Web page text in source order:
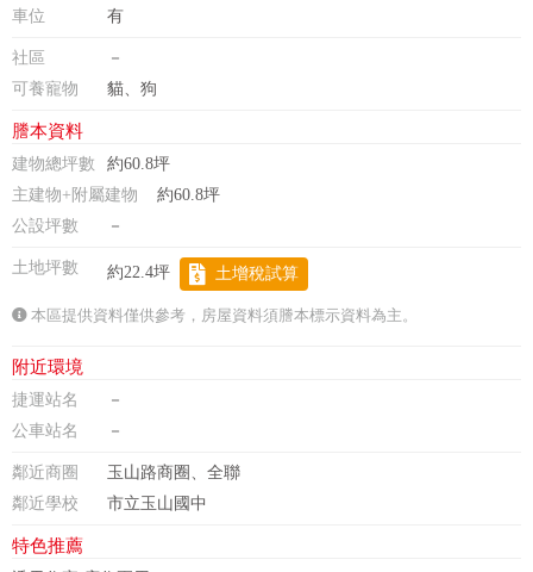
車位
有
社區
－
可養寵物
貓、狗
謄本資料
建物總坪數
約60.8坪
主建物+附屬建物
約60.8坪
公設坪數
－
土地坪數 約22.4坪 土增稅試算
本區提供資料僅供參考，房屋資料須謄本標示資料為主。
附近環境
捷運站名
－
公車站名
－
鄰近商圈
玉山路商圈、全聯
鄰近學校
市立玉山國中
特色推薦